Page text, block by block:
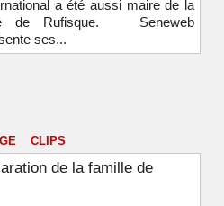
a été aussi maire de la
de Rufisque. Seneweb
ses...
CLIPS
de la famille de